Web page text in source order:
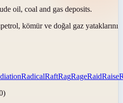
oil, coal and gas deposits.
petrol, kömür ve doğal gaz yataklarını
RadicalRaftRagRageRaidRaise